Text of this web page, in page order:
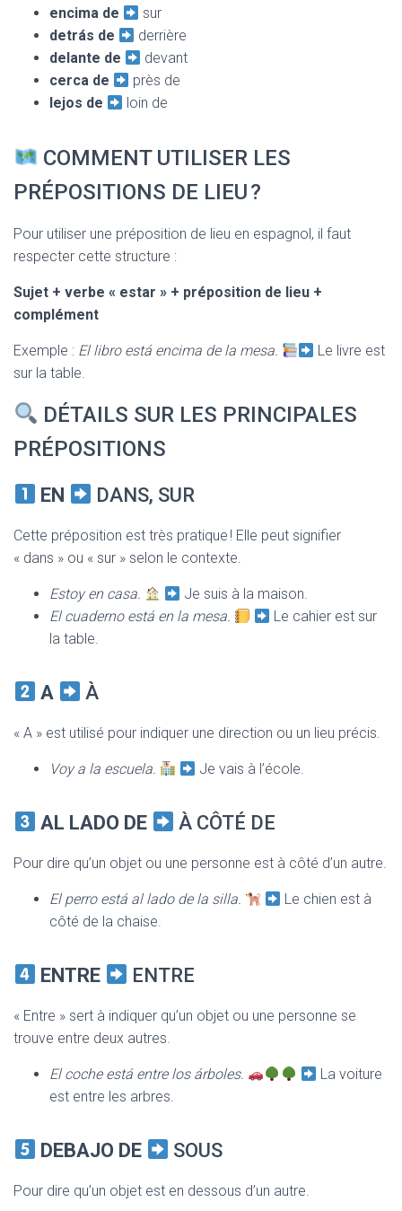
encima de
sur
detrás de
derrière
delante de
devant
cerca de
près de
lejos de
loin de
COMMENT UTILISER LES
PRÉPOSITIONS DE LIEU ?
Pour utiliser une préposition de lieu en espagnol, il faut
respecter cette structure :
Sujet + verbe « estar » + préposition de lieu +
complément
Exemple : El libro está encima de la mesa.
Le livre est
sur la table.
DÉTAILS SUR LES PRINCIPALES
PRÉPOSITIONS
EN DANS, SUR
Cette préposition est très pratique ! Elle peut signifier
« dans » ou « sur » selon le contexte.
Estoy en casa.
Je suis à la maison.
El cuaderno está en la mesa.
Le cahier est sur
la table.
A À
« A » est utilisé pour indiquer une direction ou un lieu précis.
Voy a la escuela. Je vais à l’école.
AL LADO DE À CÔTÉ DE
Pour dire qu’un objet ou une personne est à côté d’un autre.
El perro está al lado de la silla.
Le chien est à
côté de la chaise.
ENTRE ENTRE
« Entre » sert à indiquer qu’un objet ou une personne se
trouve entre deux autres.
El coche está entre los árboles.
La voiture
est entre les arbres.
DEBAJO DE SOUS
Pour dire qu’un objet est en dessous d’un autre.